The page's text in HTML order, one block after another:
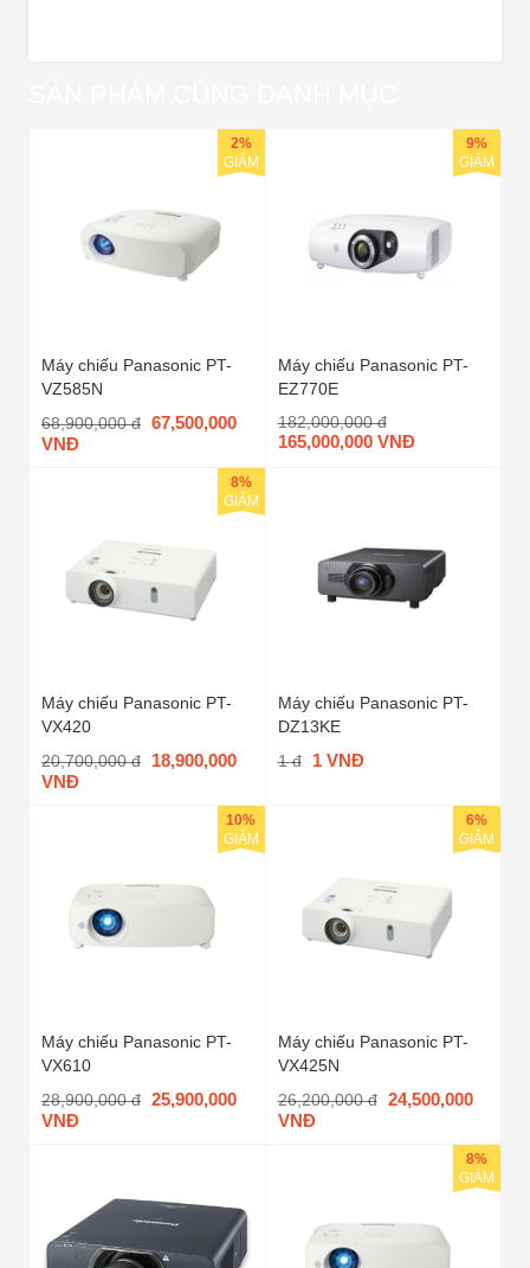
Máy chiếu Panasonic PT-
VZ585N
68,900,000 đ 67,500,000
VNĐ
2%
GIẢM
Máy chiếu Panasonic PT-
EZ770E
182,000,000 đ
165,000,000 VNĐ
9%
GIẢM
Máy chiếu Panasonic PT-
VX420
20,700,000 đ
18,900,000
VNĐ
8%
GIẢM
Máy chiếu Panasonic PT-
DZ13KE
1 đ
1 VNĐ
Máy chiếu Panasonic PT-
VX610
28,900,000 đ 25,900,000
VNĐ
10%
GIẢM
Máy chiếu Panasonic PT-
VX425N
26,200,000 đ 24,500,000
VNĐ
6%
GIẢM
8%
GIẢM